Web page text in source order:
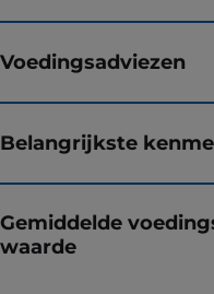
Voedingsadviezen
Belangrijkste
Gemiddelde
waarde